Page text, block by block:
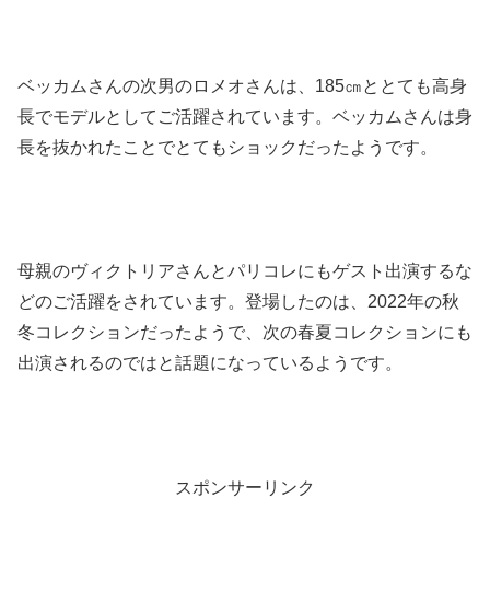
ベッカムさんの次男のロメオさんは、185㎝ととても高身
長でモデルとしてご活躍されています。ベッカムさんは身
長を抜かれたことでとてもショックだったようです。
母親のヴィクトリアさんとパリコレにもゲスト出演するな
どのご活躍をされています。登場したのは、2022年の秋
冬コレクションだったようで、次の春夏コレクションにも
出演されるのではと話題になっているようです。
スポンサーリンク